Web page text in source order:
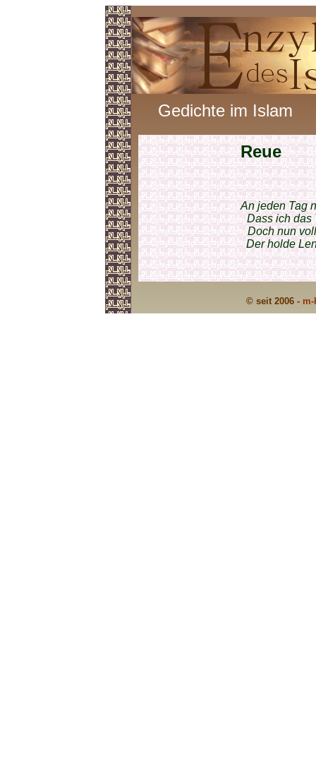
Gedichte im Islam
Reue
An jeden Tag
Dass ich das
Doch nun
Der holde
© seit 2006 -